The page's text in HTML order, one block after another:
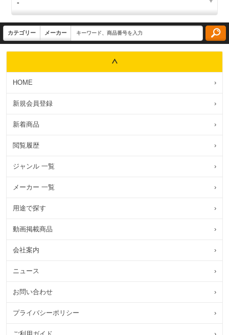
HOME ›
新規会員登録 ›
新着商品 ›
閲覧履歴 ›
ジャンル 一覧 ›
メーカー 一覧 ›
用途で探す ›
動画掲載商品 ›
会社案内 ›
ニュース ›
お問い合わせ ›
プライバシーポリシー ›